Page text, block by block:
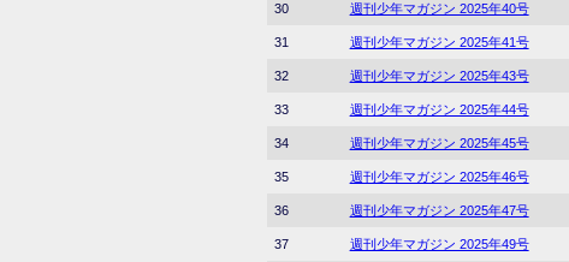
30 週刊少年マガジン 2025年40号
31 週刊少年マガジン 2025年41号
32 週刊少年マガジン 2025年43号
33 週刊少年マガジン 2025年44号
34 週刊少年マガジン 2025年45号
35 週刊少年マガジン 2025年46号
36 週刊少年マガジン 2025年47号
37 週刊少年マガジン 2025年49号